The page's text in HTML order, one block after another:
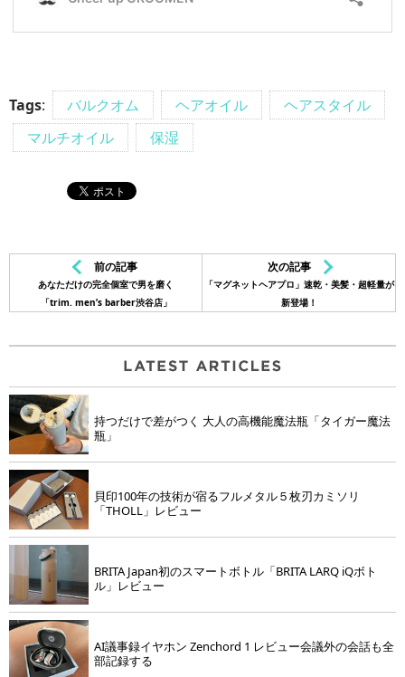
Tags: バルクオム ヘアオイル
ヘアスタイル
マルチオイル
保湿
前の記事
あなただけの完全個室で男を磨く
「trim. men’s barber渋谷店」
次の記事
「マグネットヘアプロ」速乾・美髪・超軽量が
新登場！
持つだけで差がつく 大人の高機能魔法瓶「タイガー魔法
瓶」
貝印100年の技術が宿るフルメタル５枚刃カミソリ
「THOLL」レビュー
BRITA Japan初のスマートボトル「BRITA LARQ iQボト
ル」レビュー
AI議事録イヤホン Zenchord 1 レビュー会議外の会話も全
部記録する